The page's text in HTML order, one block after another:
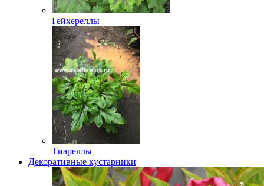
Гейхереллы
Тиареллы
Декоративные кустарники